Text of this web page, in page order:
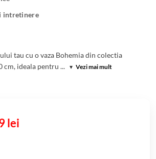
intretinere
tau cu o vaza Bohemia din colectia
cm, ideala pentru ... ▾ Vezi mai mult
lei